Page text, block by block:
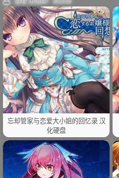
忘却管家与恋爱大小姐的回忆录 汉
化硬盘